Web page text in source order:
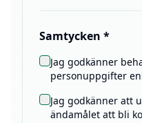
Samtycken *
Jag godkänner
personuppgifter
Jag godkänner att
ändamålet att bli